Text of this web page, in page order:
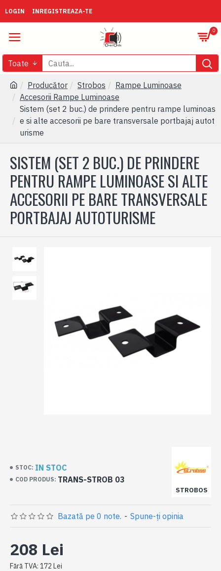
LOGIN INREGISTREAZA-TE
0
Toate
Producător Strobos
Rampe Luminoase
Accesorii Rampe Luminoase
Sistem (set 2 buc.) de prindere pentru rampe luminoas
e si alte accesorii pe bare transversale portbajaj autot
urisme
SISTEM (SET 2 BUC.) DE PRINDERE
PENTRU RAMPE LUMINOASE SI ALTE
ACCESORII PE BARE TRANSVERSALE
PORTBAJAJ AUTOTURISME
STOC: IN STOC
COD PRODUS: TRANS-STROB 03
STROBOS
Bazată pe 0 note. - Spune-ţi opinia
208 Lei
Fără TVA: 172 Lei